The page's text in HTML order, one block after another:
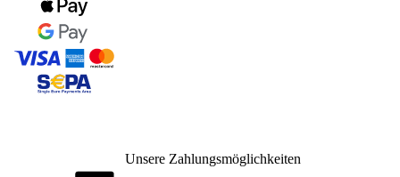
Unsere Zahlungsmöglichkeiten